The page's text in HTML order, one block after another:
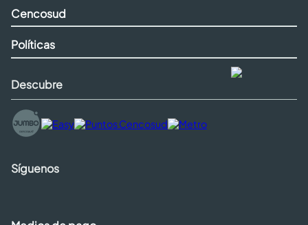
Cencosud
Políticas
Descubre
Síguenos